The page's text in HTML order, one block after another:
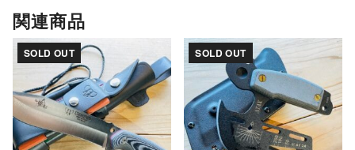
関連商品
SOLD OUT SOLD OUT